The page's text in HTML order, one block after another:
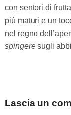
con sentori di
più maturi e un
nel regno
spingere sugli
Lascia un